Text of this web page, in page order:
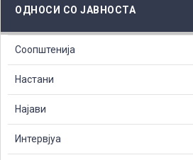
ОДНОСИ СО ЈАВНОСТА
Соопштенија
Настани
Најави
Интервјуа